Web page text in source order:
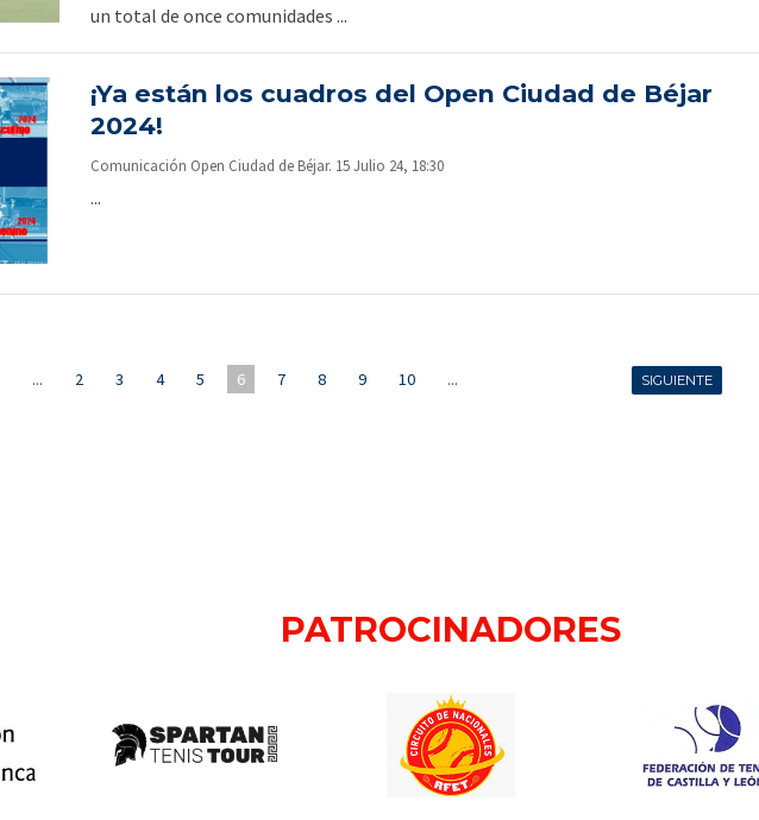
un total de once comunidades ...
¡Ya están los cuadros del Open Ciudad de Béjar
2024!
Comunicación Open Ciudad de Béjar. 15 Julio 24, 18:30
...
... 2 3 4 5 6 7 8 9 10 ... SIGUIENTE
PATROCINADORES